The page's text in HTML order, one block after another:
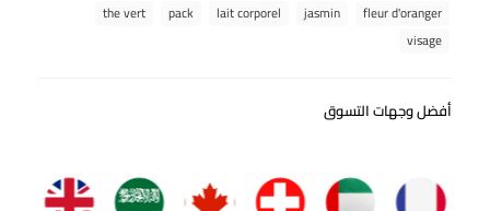
fleur d'oranger
jasmin
lait corporel
pack
the vert
visage
أفضل وجهات التسوق